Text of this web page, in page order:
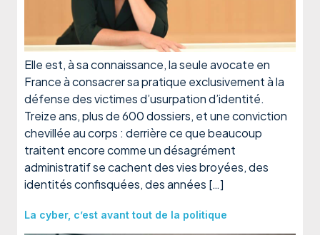
Elle est, à sa connaissance, la seule avocate en
France à consacrer sa pratique exclusivement à la
défense des victimes d’usurpation d’identité.
Treize ans, plus de 600 dossiers, et une conviction
chevillée au corps : derrière ce que beaucoup
traitent encore comme un désagrément
administratif se cachent des vies broyées, des
identités confisquées, des années […]
La cyber, c’est avant tout de la politique